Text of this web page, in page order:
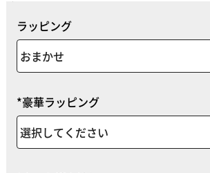
ラッピング
*豪華ラッピング